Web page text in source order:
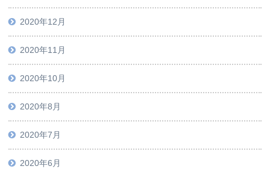
2020年12月
2020年11月
2020年10月
2020年8月
2020年7月
2020年6月